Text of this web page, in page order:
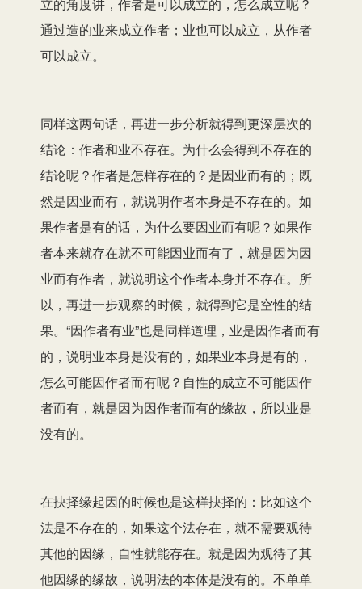
通过造的业来成立作者；业也可以成立，从作者
可以成立。
同样这两句话，再进一步分析就得到更深层次的
结论：作者和业不存在。为什么会得到不存在的
结论呢？作者是怎样存在的？是因业而有的；既
然是因业而有，就说明作者本身是不存在的。如
果作者是有的话，为什么要因业而有呢？如果作
者本来就存在就不可能因业而有了，就是因为因
业而有作者，就说明这个作者本身并不存在。所
以，再进一步观察的时候，就得到它是空性的结
果。“因作者有业”也是同样道理，业是因作者而有
的，说明业本身是没有的，如果业本身是有的，
怎么可能因作者而有呢？自性的成立不可能因作
者而有，就是因为因作者而有的缘故，所以业是
没有的。
在抉择缘起因的时候也是这样抉择的：比如这个
法是不存在的，如果这个法存在，就不需要观待
其他的因缘，自性就能存在。就是因为观待了其
他因缘的缘故，说明法的本体是没有的。不单单